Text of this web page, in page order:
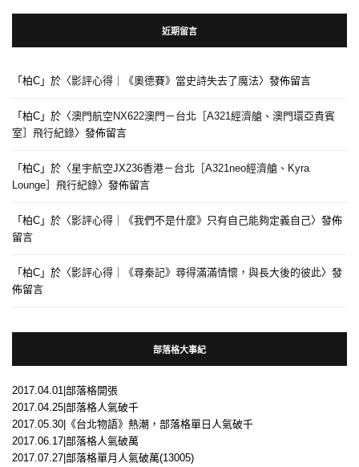
近期留言
「柏C 」於〈影評心得｜《奧德賽》當史詩失去了魔法〉發佈留言
「柏C 」於〈澳門航空NX622澳門－台北［A321經濟艙、澳門環亞貴賓
室］飛行紀錄〉發佈留言
「柏C 」於〈星宇航空JX236香港－台北［A321neo經濟艙、Kyra
Lounge］飛行紀錄〉發佈留言
「柏C 」於〈影評心得｜《我們不是什麼》只有自己能夠定義自己〉發佈
留言
「柏C 」於〈影評心得｜《尋秦記》尋得滿滿情懷，與長大後的彼此〉發
佈留言
部落格大事紀
2017.04.01|部落格開張
2017.04.25|部落格人氣破千
2017.05.30|《台北物語》熱潮，部落格單日人氣破千
2017.06.17|部落格人氣破萬
2017.07.27|部落格單月人氣破萬(13005)